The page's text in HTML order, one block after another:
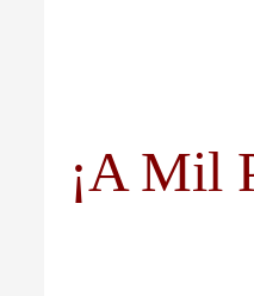
¡A Mil